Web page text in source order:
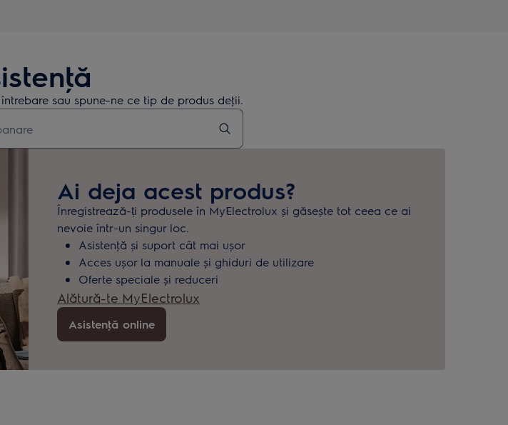
sau spune-ne ce tip de produs deţii.
Ai deja acest produs?
Înregistrează-ți produsele în MyElectrolux și găsește tot ceea ce ai
nevoie într-un singur loc.
Asistenţă și suport cât mai ușor
Acces ușor la manuale și ghiduri de utilizare
Oferte speciale și reduceri
Alătură-te MyElectrolux
Asistenţă online